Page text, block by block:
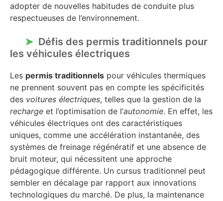
adopter de nouvelles habitudes de conduite plus
respectueuses de l’environnement.
Défis des permis traditionnels pour
les véhicules électriques
Les permis traditionnels pour véhicules thermiques
ne prennent souvent pas en compte les spécificités
des voitures électriques, telles que la gestion de la
recharge et l’optimisation de l’autonomie. En effet, les
véhicules électriques ont des caractéristiques
uniques, comme une accélération instantanée, des
systèmes de freinage régénératif et une absence de
bruit moteur, qui nécessitent une approche
pédagogique différente. Un cursus traditionnel peut
sembler en décalage par rapport aux innovations
technologiques du marché. De plus, la maintenance